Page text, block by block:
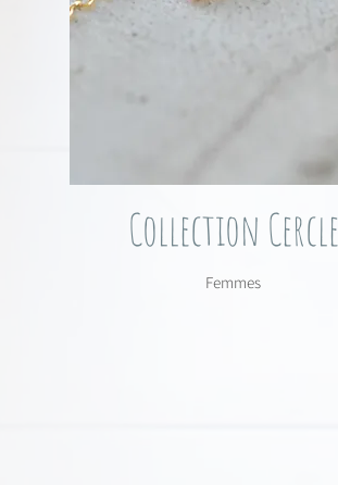
Collection Cercle
Femmes